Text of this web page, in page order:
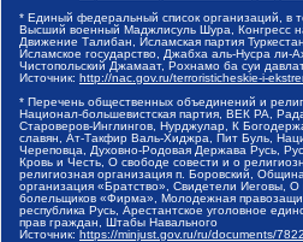
* Единый федеральный список организаций, в
Высший военный Маджлисуль Шура, Конгресс
Движение Талибан, Исламская партия
Исламское государство, Джабха аль-Нусра
Чистопольский Джамаат, Рохнамо ба суи
Источник: http://nac.gov.ru/terroristicheskie-i-
* Перечень общественных объединений и
Национал-большевистская партия, ВЕК РА,
Староверов-Инглингов, Нурджулар, К
славян, Ат-Такфир Валь-Хиджра, Пит Буль,
Череповца, Духовно-Родовая Держава Русь,
Кровь и Честь, О свободе совести и о
религиозная организация п. Боровский,
организация «Братство», Свидетели Иеговы,
болельщиков «Фирма», Молодежная
республика Русь, Арестантское уголовное
прав граждан, Штабы Навального
Источник: https://minjust.gov.ru/ru/documents/